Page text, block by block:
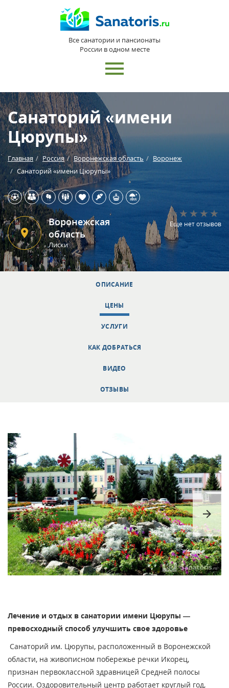
Все санатории и пансионаты
России в одном месте
Санаторий «имени
Цюрупы»
Главная Россия Воронежская область
Воронеж
Санаторий «имени Цюрупы»
Воронежская
область
Лиски
Еще нет отзывов
ОПИСАНИЕ
ЦЕНЫ
УСЛУГИ
КАК ДОБРАТЬСЯ
ВИДЕО
ОТЗЫВЫ
arrow_forward
Лечение и отдых в санатории имени Цюрупы —
превосходный способ улучшить свое здоровье
Санаторий им. Цюрупы, расположенный в Воронежской
области, на живописном побережье речки Икорец,
признан первоклассной здравницей Средней полосы
России. Оздоровительный центр работает круглый год,